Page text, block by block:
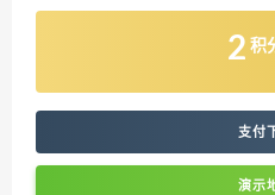
2 积
支付
演示